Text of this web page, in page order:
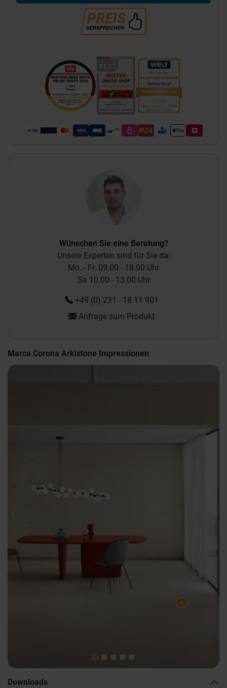
Wünschen Sie eine Beratung?
Unsere Experten sind für Sie da:
Mo. - Fr. 09.00 - 18.00 Uhr
Sa 10.00 - 13.00 Uhr
+49 (0) 231 - 18 11 901
Anfrage zum Produkt
Marca Corona Arkistone Impressionen
Downloads